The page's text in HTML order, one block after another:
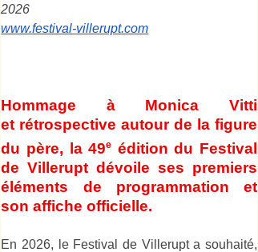
2026
www.festival-villerupt.com
Hommage à Monica Vitti
et rétrospective autour de la figure
du père, la 49e édition du Festival
de Villerupt dévoile ses premiers
éléments de programmation et
son affiche officielle.
En 2026, le Festival de Villerupt a souhaité,